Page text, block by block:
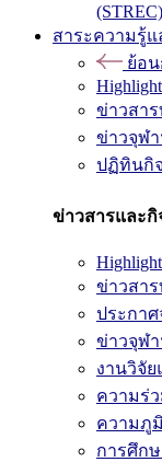
(STREC)
สาระความรู้แ
ย้อ
ข่าวสา
ข่าวจุฬา
ปฏิทินกิ
ข่าวสารและกิ
ข่าวสา
ประกา
ข่าวจุฬา
งานวิจั
ความร่
ความภู
การศึก